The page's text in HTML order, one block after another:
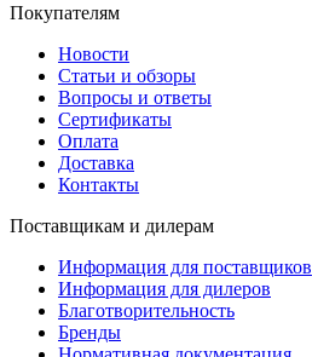
Покупателям
Новости
Статьи и обзоры
Вопросы и ответы
Сертификаты
Оплата
Доставка
Контакты
Поставщикам и дилерам
Информация для поставщиков
Информация для дилеров
Благотворительность
Бренды